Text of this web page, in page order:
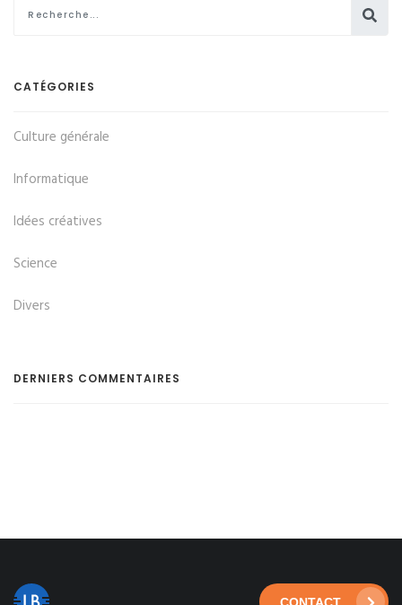
CATÉGORIES
Culture générale
Informatique
Idées créatives
Science
Divers
DERNIERS COMMENTAIRES